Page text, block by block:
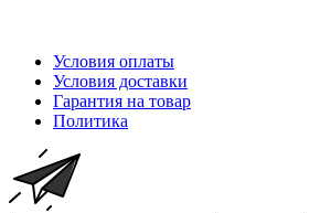
Условия оплаты
Условия доставки
Гарантия на товар
Политика